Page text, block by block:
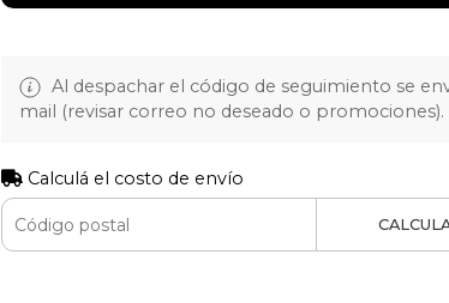
Al despachar el código de seguimiento se
mail (revisar correo no deseado o promociones).
Calculá el costo de envío